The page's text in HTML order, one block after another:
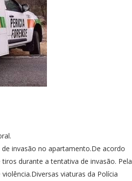
invasão no apartamento.De acordo
durante a tentativa de invasão. Pela
viaturas da Polícia